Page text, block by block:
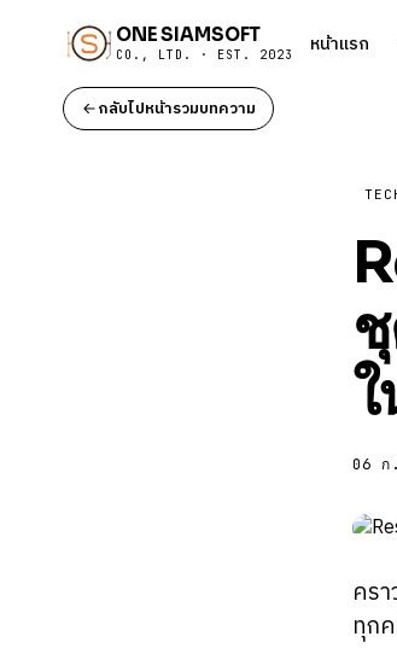
ONE SIAMSOFT
CO., LTD. · EST. 2023 หน้าแรก
กลับไปหน้ารวมบทความ
06 ก
คร
ทุก